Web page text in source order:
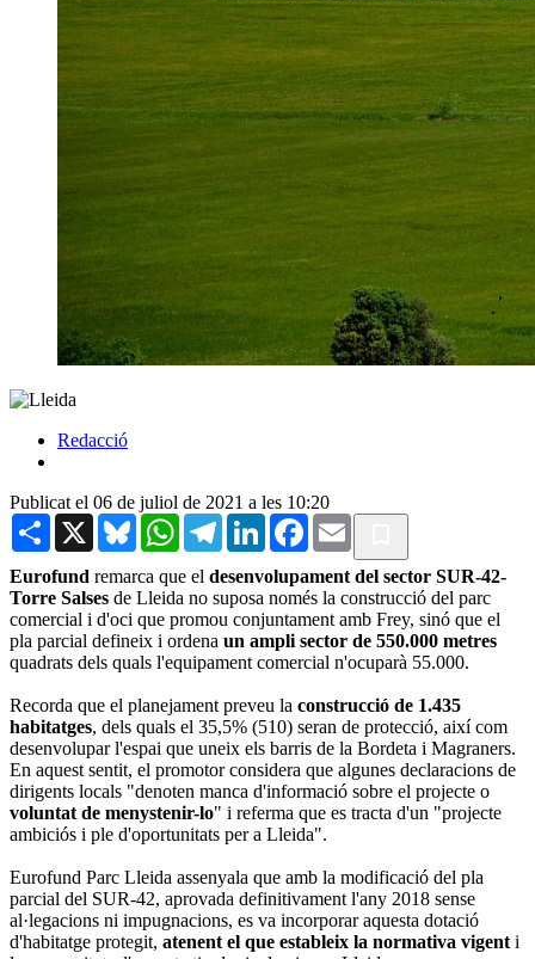
Redacció
Publicat el 06 de juliol de 2021 a les 10:20
Share X BlueskyWhatsAppTelegramLinkedInFacebook
Email
Eurofund remarca que el desenvolupament del sector SUR-42-
Torre Salses de Lleida no suposa només la construcció del parc
comercial i d'oci que promou conjuntament amb Frey, sinó que el
pla parcial defineix i ordena un ampli sector de 550.000 metres
quadrats dels quals l'equipament comercial n'ocuparà 55.000.
Recorda que el planejament preveu la construcció de 1.435
habitatges, dels quals el 35,5% (510) seran de protecció, així com
desenvolupar l'espai que uneix els barris de la Bordeta i Magraners.
En aquest sentit, el promotor considera que algunes declaracions de
dirigents locals "denoten manca d'informació sobre el projecte o
voluntat de menystenir-lo" i referma que es tracta d'un "projecte
ambiciós i ple d'oportunitats per a Lleida".
Eurofund Parc Lleida assenyala que amb la modificació del pla
parcial del SUR-42, aprovada definitivament l'any 2018 sense
al·legacions ni impugnacions, es va incorporar aquesta dotació
d'habitatge protegit, atenent el que estableix la normativa vigent i